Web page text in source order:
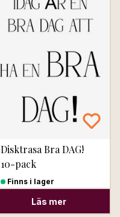
Disktrasa Bra DAG!
10-pack
Finns i lager
Läs mer